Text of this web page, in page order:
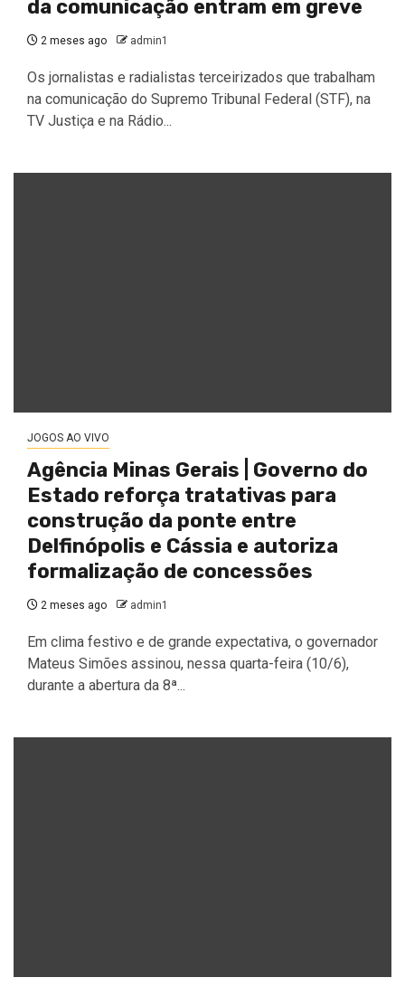
da comunicação entram em greve
2 meses ago admin1
Os jornalistas e radialistas terceirizados que trabalham
na comunicação do Supremo Tribunal Federal (STF), na
TV Justiça e na Rádio...
JOGOS AO VIVO
Agência Minas Gerais | Governo do
Estado reforça tratativas para
construção da ponte entre
Delfinópolis e Cássia e autoriza
formalização de concessões
2 meses ago admin1
Em clima festivo e de grande expectativa, o governador
Mateus Simões assinou, nessa quarta-feira (10/6),
durante a abertura da 8ª...